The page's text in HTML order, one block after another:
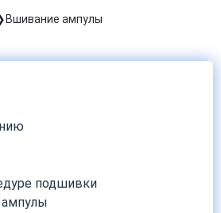
Вшивание ампулы
подшивки